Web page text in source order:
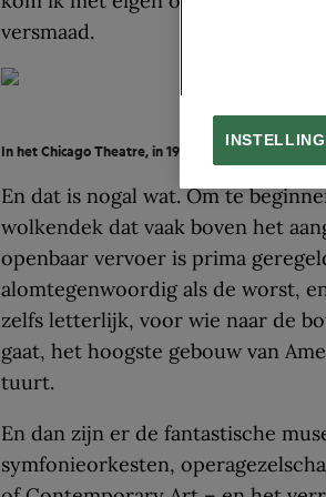
versmaad.
In het Chicago Theatre, in 1921 geopend als
En dat is nogal wat. Om te
wolkendek dat vaak boven het
openbaar vervoer is prima
alomtegenwoordig als de worst,
zelfs letterlijk, voor wie naar de
gaat, het hoogste gebouw van
tuurt.
En dan zijn er de fantastische
symfonieorkesten,